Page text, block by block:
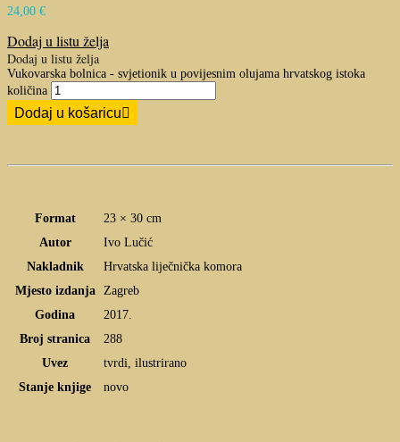
24,00 €
Dodaj u listu želja
Dodaj u listu želja
Vukovarska bolnica - svjetionik u povijesnim olujama hrvatskog istoka
količina
Dodaj u košaricu
Format
23 × 30 cm
Autor
Ivo Lučić
Nakladnik
Hrvatska liječnička komora
Mjesto izdanja
Zagreb
Godina
2017.
Broj stranica
288
Uvez
tvrdi, ilustrirano
Stanje knjige
novo